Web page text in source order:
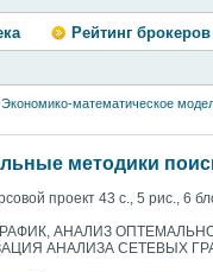
Рейтинг брокеров
Экономико-математическое
методики
проект 43 с., 5 рис., 6
АНАЛИЗ
АНАЛИЗА СЕТЕВЫХ